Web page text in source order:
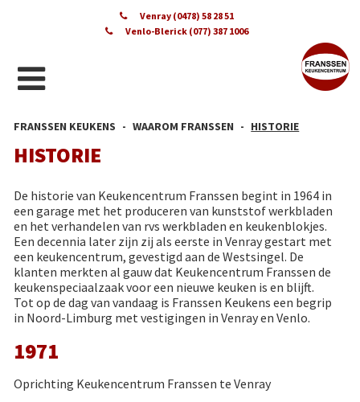
Venray (0478) 58 28 51
Venlo-Blerick (077) 387 1006
FRANSSEN KEUKENS WAAROM FRANSSEN HISTORIE
HISTORIE
De historie van Keukencentrum Franssen begint in 1964 in
een garage met het produceren van kunststof werkbladen
en het verhandelen van rvs werkbladen en keukenblokjes.
Een decennia later zijn zij als eerste in Venray gestart met
een keukencentrum, gevestigd aan de Westsingel. De
klanten merkten al gauw dat Keukencentrum Franssen de
keukenspeciaalzaak voor een nieuwe keuken is en blijft.
Tot op de dag van vandaag is Franssen Keukens een begrip
in Noord-Limburg met vestigingen in Venray en Venlo.
1971
Oprichting Keukencentrum Franssen te Venray